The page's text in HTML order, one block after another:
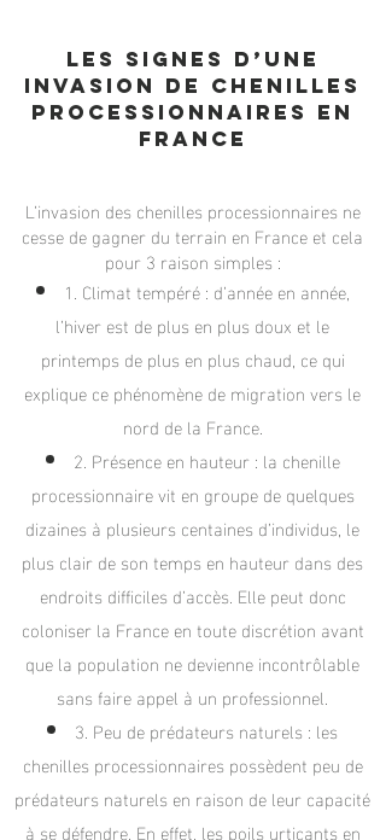
Les signes d’une
invasion de chenilles
processionnaires en
France
L’invasion des chenilles processionnaires ne
cesse de gagner du terrain en France et cela
pour 3 raison simples :
1. Climat tempéré : d’année en année,
l’hiver est de plus en plus doux et le
printemps de plus en plus chaud, ce qui
explique ce phénomène de migration vers le
nord de la France.
2. Présence en hauteur : la chenille
processionnaire vit en groupe de quelques
dizaines à plusieurs centaines d’individus, le
plus clair de son temps en hauteur dans des
endroits difficiles d’accès. Elle peut donc
coloniser la France en toute discrétion avant
que la population ne devienne incontrôlable
sans faire appel à un professionnel.
3. Peu de prédateurs naturels : les
chenilles processionnaires possèdent peu de
prédateurs naturels en raison de leur capacité
à se défendre. En effet, les poils urticants en